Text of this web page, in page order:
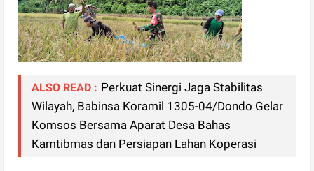
ALSO READ : Perkuat Sinergi Jaga Stabilitas
Wilayah, Babinsa Koramil 1305-04/Dondo Gelar
Komsos Bersama Aparat Desa Bahas
Kamtibmas dan Persiapan Lahan Koperasi